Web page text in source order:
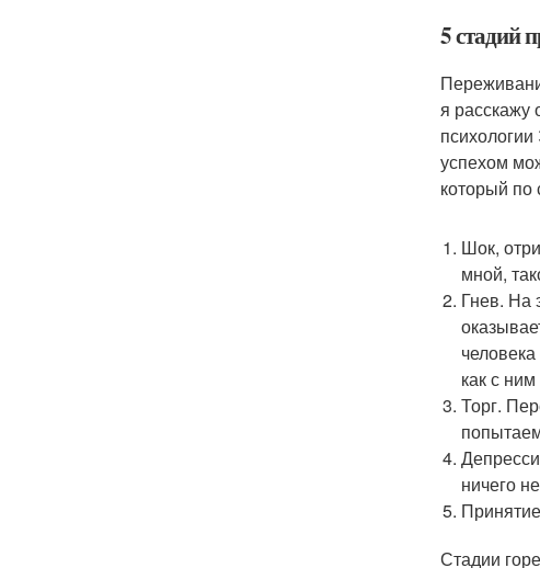
5 стадий
я расскажу
успехом
который по
Шок,
мной,
Гнев. На
как с
Торг.
ничего
Стадии